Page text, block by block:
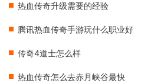
热血传奇升级需要的经验
腾讯热血传奇手游玩什么职业好
传奇4道士怎么样
热血传奇怎么去赤月峡谷最快